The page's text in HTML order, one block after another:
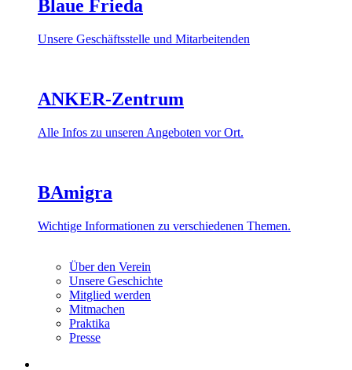
Blaue Frieda
Unsere Geschäftsstelle und Mitarbeitenden
ANKER-Zentrum
Alle Infos zu unseren Angeboten vor Ort.
BAmigra
Wichtige Informationen zu verschiedenen Themen.
Über den Verein
Unsere Geschichte
Mitglied werden
Mitmachen
Praktika
Presse